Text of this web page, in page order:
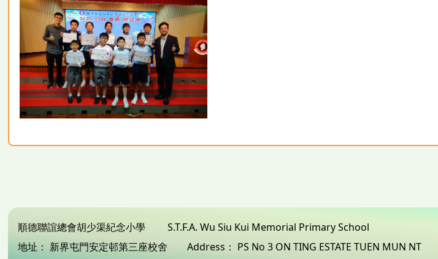
順德聯誼總會胡少渠紀念小學 S.T.F.A. Wu Siu Kui Memorial Primary School
地址： 新界屯門安定邨第三座校舍 Address： PS No 3 ON TING ESTATE TUEN MUN NT